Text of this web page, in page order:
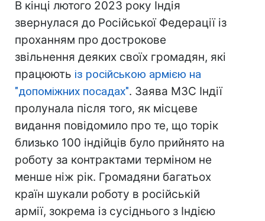
В кінці лютого 2023 року Індія
звернулася до Російської Федерації із
проханням про дострокове
звільнення деяких своїх громадян, які
працюють із російською армією на
"допоміжних посадах". Заява МЗС Індії
пролунала після того, як місцеве
видання повідомило про те, що торік
близько 100 індійців було прийнято на
роботу за контрактами терміном не
менше ніж рік. Громадяни багатьох
країн шукали роботу в російській
армії, зокрема із сусіднього з Індією